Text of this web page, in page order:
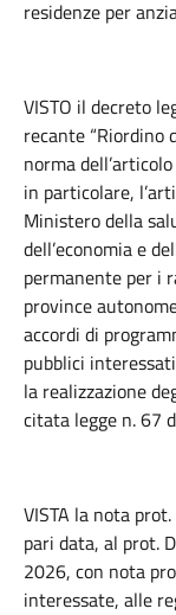
residenze per
VISTO il decreto
recante “Riordino
norma
in particolare,
Ministero della
dell’economia e
permanente per i
province
accordi di
pubblici
la realizzazione
citata legge n. 67
VISTA la nota
pari data, al prot.
2026, con nota
interessate, alle